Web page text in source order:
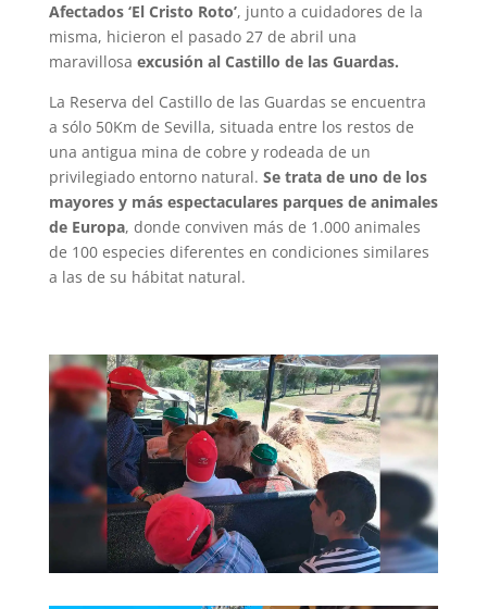
Afectados ‘El Cristo Roto’, junto a cuidadores de la
misma, hicieron el pasado 27 de abril una
maravillosa excusión al Castillo de las Guardas.
La Reserva del Castillo de las Guardas se encuentra
a sólo 50Km de Sevilla, situada entre los restos de
una antigua mina de cobre y rodeada de un
privilegiado entorno natural. Se trata de uno de los
mayores y más espectaculares parques de animales
de Europa, donde conviven más de 1.000 animales
de 100 especies diferentes en condiciones similares
a las de su hábitat natural.